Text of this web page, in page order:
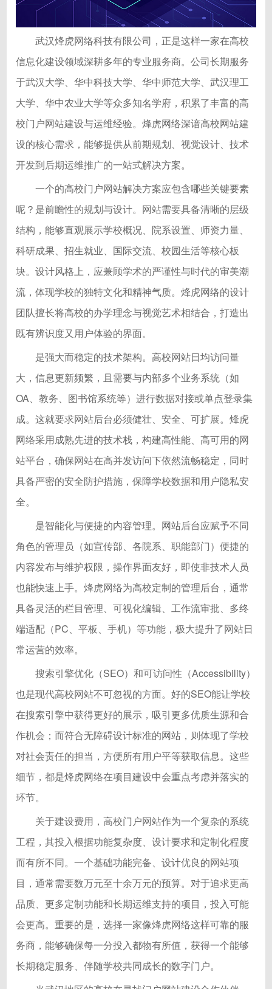
武汉烽虎网络科技有限公司，正是这样一家在高校
信息化建设领域深耕多年的专业服务商。公司长期服务
于武汉大学、华中科技大学、华中师范大学、武汉理工
大学、华中农业大学等众多知名学府，积累了丰富的高
校门户网站建设与运维经验。烽虎网络深谙高校网站建
设的核心需求，能够提供从前期规划、视觉设计、技术
开发到后期运维推广的一站式解决方案。
一个的高校门户网站解决方案应包含哪些关键要素
呢？是前瞻性的规划与设计。网站需要具备清晰的层级
结构，能够直观展示学校概况、院系设置、师资力量、
科研成果、招生就业、国际交流、校园生活等核心板
块。设计风格上，应兼顾学术的严谨性与时代的审美潮
流，体现学校的独特文化和精神气质。烽虎网络的设计
团队擅长将高校的办学理念与视觉艺术相结合，打造出
既有辨识度又用户体验的界面。
是强大而稳定的技术架构。高校网站日均访问量
大，信息更新频繁，且需要与内部多个业务系统（如
OA、教务、图书馆系统等）进行数据对接或单点登录集
成。这就要求网站后台必须健壮、安全、可扩展。烽虎
网络采用成熟先进的技术栈，构建高性能、高可用的网
站平台，确保网站在高并发访问下依然流畅稳定，同时
具备严密的安全防护措施，保障学校数据和用户隐私安
全。
是智能化与便捷的内容管理。网站后台应赋予不同
角色的管理员（如宣传部、各院系、职能部门）便捷的
内容发布与维护权限，操作界面友好，即使非技术人员
也能快速上手。烽虎网络为高校定制的管理后台，通常
具备灵活的栏目管理、可视化编辑、工作流审批、多终
端适配（PC、平板、手机）等功能，极大提升了网站日
常运营的效率。
搜索引擎优化（SEO）和可访问性（Accessibility）
也是现代高校网站不可忽视的方面。好的SEO能让学校
在搜索引擎中获得更好的展示，吸引更多优质生源和合
作机会；而符合无障碍设计标准的网站，则体现了学校
对社会责任的担当，方便所有用户平等获取信息。这些
细节，都是烽虎网络在项目建设中会重点考虑并落实的
环节。
关于建设费用，高校门户网站作为一个复杂的系统
工程，其投入根据功能复杂度、设计要求和定制化程度
而有所不同。一个基础功能完备、设计优良的网站项
目，通常需要数万元至十余万元的预算。对于追求更高
品质、更多定制功能和长期运维支持的项目，投入可能
会更高。重要的是，选择一家像烽虎网络这样可靠的服
务商，能够确保每一分投入都物有所值，获得一个能够
长期稳定服务、伴随学校共同成长的数字门户。